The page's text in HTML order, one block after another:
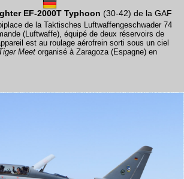
EF-2000T Typhoon (30-42) de la GAF
de la Taktisches Luftwaffengeschwader 74
(Luftwaffe), équipé de deux réservoirs de
est au roulage aérofrein sorti sous un ciel
Meet organisé à Zaragoza (Espagne) en